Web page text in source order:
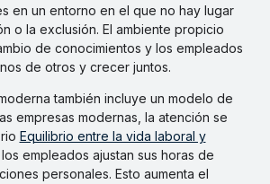
en un entorno en el que no hay lugar
o la exclusión. El ambiente propicio
de conocimientos y los empleados
de otros y crecer juntos.
también incluye un modelo de
empresas modernas, la atención se
Equilibrio entre la vida laboral y
los empleados ajustan sus horas de
personales. Esto aumenta el